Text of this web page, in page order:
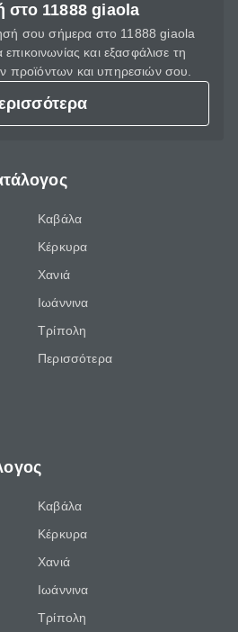
στο 11888 giaola
σου σήμερα στο 11888 giaola
και εξασφάλισε τη
προϊόντων και υπηρεσιών σου.
Καβάλα
Κέρκυρα
Χανιά
Ιωάννινα
Τρίπολη
Περισσότερα
Καβάλα
Κέρκυρα
Χανιά
Ιωάννινα
Τρίπολη